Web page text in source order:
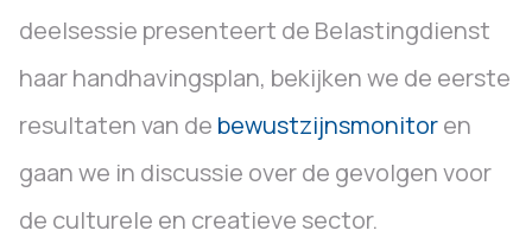
deelsessie presenteert de Belastingdienst
haar handhavingsplan, bekijken we de eerste
resultaten van de bewustzijnsmonitoren
gaan we in discussie over de gevolgen voor
de culturele en creatieve sector.